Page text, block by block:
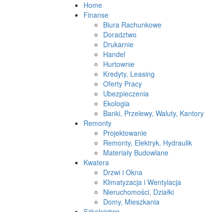
Home
Finanse
Biura Rachunkowe
Doradztwo
Drukarnie
Handel
Hurtownie
Kredyty, Leasing
Oferty Pracy
Ubezpieczenia
Ekologia
Banki, Przelewy, Waluty, Kantory
Remonty
Projektowanie
Remonty, Elektryk, Hydraulik
Materiały Budowlane
Kwatera
Drzwi i Okna
Klimatyzacja i Wentylacja
Nieruchomości, Działki
Domy, Mieszkania